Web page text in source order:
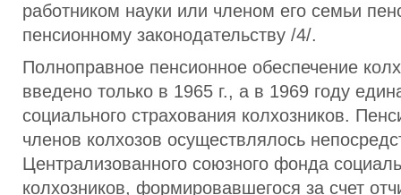
работником науки или членом его семьи
пенсионному законодательству /4/.
Полноправное пенсионное обеспечение
введено только в 1965 г., а в 1969 году
социального страхования колхозников.
членов колхозов осуществлялось
Централизованного союзного фонда
колхозников, формировавшегося за счет